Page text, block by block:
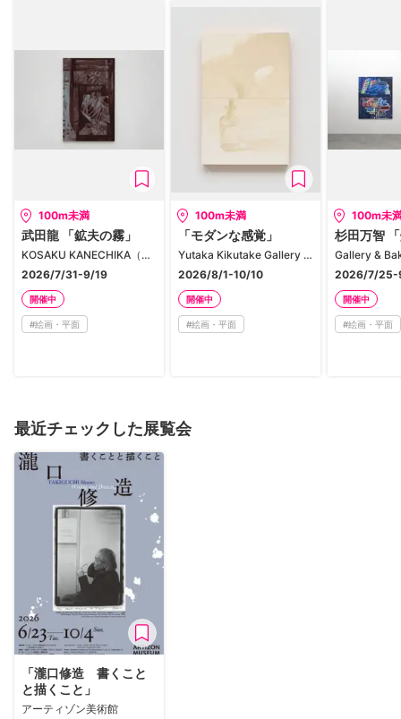
100m未満
武田龍 「鉱夫の霧」
KOSAKU KANECHIKA（京橋）
2026/7/31-9/19
開催中
#絵画・平面
100m未満
「モダンな感覚」
Yutaka Kikutake Gallery Kyobashi
2026/8/1-10/10
開催中
#絵画・平面
100m未
杉田万智
2026/7/25-
開催中
#絵画・平面
最近チェックした展覧会
「瀧口修造 書くこと
と描くこと」
アーティゾン美術館